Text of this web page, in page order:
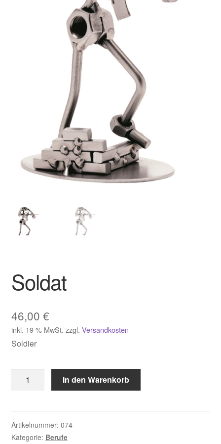
Soldat
46,00 €
inkl. 19 % MwSt. zzgl. Versandkosten
Soldier
Menge
In den Warenkorb
Artikelnummer: 074
Kategorie: Berufe